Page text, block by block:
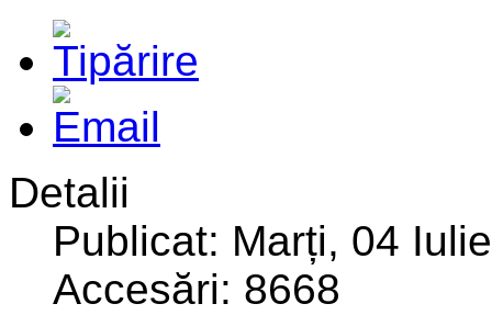
Detalii
Publicat: Marți, 04
Accesări: 8668